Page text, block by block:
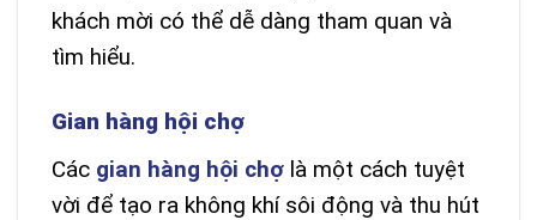
khách mời có thể dễ dàng tham quan và
tìm hiểu.
Gian hàng hội chợ
Các gian hàng hội chợ là một cách tuyệt
vời để tạo ra không khí sôi động và thu hút